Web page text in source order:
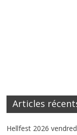
Articles
Hellfest 2026